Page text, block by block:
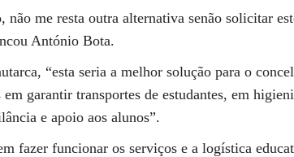
não me resta outra alternativa senão solicitar
António Bota.
“esta seria a melhor solução para o
garantir transportes de estudantes, em
e apoio aos alunos”.
fazer funcionar os serviços e a logística